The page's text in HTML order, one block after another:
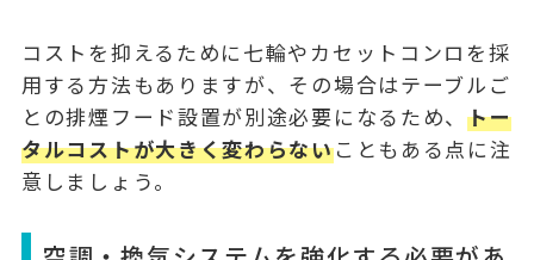
コストを抑えるために七輪やカセットコンロを採
用する方法もありますが、その場合はテーブルご
との排煙フード設置が別途必要になるため、 トー
タルコストが大きく変わらないこともある点に注
意しましょう。